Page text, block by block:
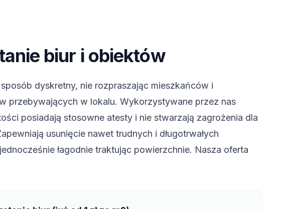
biur i obiektów
sposób dyskretny, nie rozpraszając mieszkańców i
przebywających w lokalu. Wykorzystywane przez nas
posiadają stosowne atesty i nie stwarzają zagrożenia dla
usunięcie nawet trudnych i długotrwałych
łagodnie traktując powierzchnie. Nasza oferta